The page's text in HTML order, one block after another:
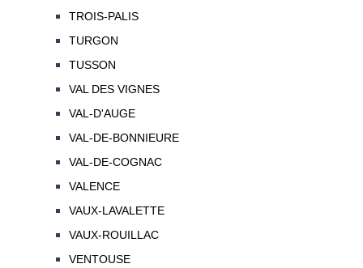
TROIS-PALIS
TURGON
TUSSON
VAL DES VIGNES
VAL-D'AUGE
VAL-DE-BONNIEURE
VAL-DE-COGNAC
VALENCE
VAUX-LAVALETTE
VAUX-ROUILLAC
VENTOUSE